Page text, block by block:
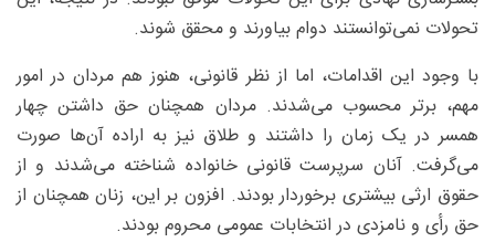
تحولات نمی‌توانستند دوام بیاورند و محقق شوند.
با وجود این اقدامات، اما از نظر قانونی، هنوز هم مردان در امور
مهم، برتر محسوب می‌شدند. مردان همچنان حق داشتن چهار
همسر در یک زمان را داشتند و طلاق نیز به اراده آن‌ها صورت
می‌گرفت. آنان سرپرست قانونی خانواده شناخته می‌شدند و از
حقوق ارثی بیشتری برخوردار بودند. افزون بر این، زنان همچنان از
حق رأی و نامزدی در انتخابات عمومی محروم بودند.